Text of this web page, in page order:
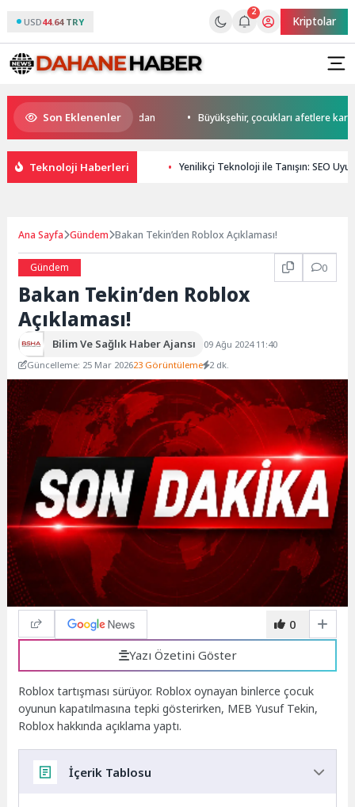
USD44.64 TRY
2
Kriptolar
Son Eklenenler
start Başkan Büyükakın’dan Büyükşehir, çocukları afetlere karşı
Teknoloji Haberleri Yenilikçi Teknoloji ile Tanışın: SEO
Ana Sayfa Gündem Bakan Tekin’den Roblox Açıklaması!
Gündem 0
Bakan Tekin’den Roblox
Açıklaması!
Bilim Ve Sağlık Haber Ajansı
09 Ağu 2024 11:40
Güncelleme: 25 Mar 202623 Görüntüleme 2 dk.
0
Yazı Özetini Göster
Roblox tartışması sürüyor. Roblox oynayan binlerce çocuk
oyunun kapatılmasına tepki gösterirken, MEB Yusuf Tekin,
Roblox hakkında açıklama yaptı.
İçerik Tablosu